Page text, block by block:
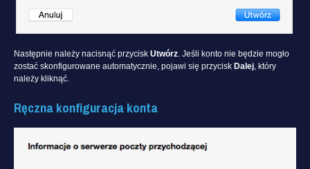
Następnie należy nacisnąć przycisk Utwórz . Jeśli konto nie będzie mogło
zostać skonfigurowane automatycznie, pojawi się przycisk Dalej , który
należy kliknąć.
Ręczna konfiguracja konta